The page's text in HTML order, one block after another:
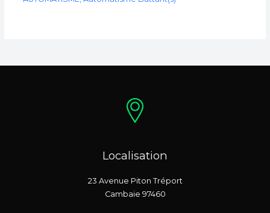
Localisation
23 Avenue Piton Tréport
Cambaie 97460